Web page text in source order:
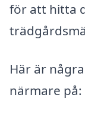
för att hitta
Här är
närmare på: